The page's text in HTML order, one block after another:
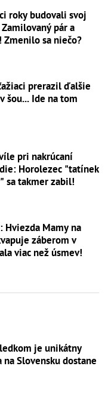
roky budovali svoj
pár a
sa niečo?
prerazil ďalšie
šou... Ide na tom
pri nakrúcaní
Horolezec "tatínek
sa takmer zabil!
Hviezda Mamy na
záberom v
viac než úsmev!
je unikátny
na Slovensku dostane